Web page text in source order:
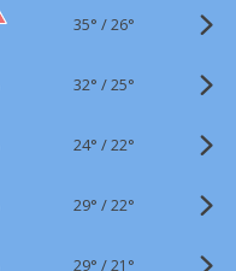
35° /26°
32° /25°
24° /22°
29° /22°
29° /21°